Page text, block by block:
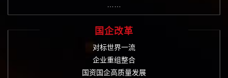
……
国企改革
对标世界一流
企业重组整合
国资国企高质量发展